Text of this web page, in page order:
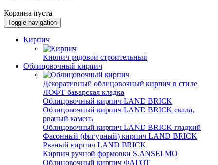
Корзина пуста
Toggle navigation
Кирпич
Кирпич рядовой строительный
Облицовочный кирпич
Декоративный облицовочный кирпич в стиле
ЛОФТ баварская кладка
Облицовочный кирпич LAND BRICK
Облицовочный кирпич LAND BRICK скала,
рваный камень
Облицовочный кирпич LAND BRICK гладкий
Фасонный (фигурный) кирпич LAND BRICK
Рваный кирпич LAND BRICK
Кирпич ручной формовки S.ANSELMO
Облицовочный кирпич ФАГОТ